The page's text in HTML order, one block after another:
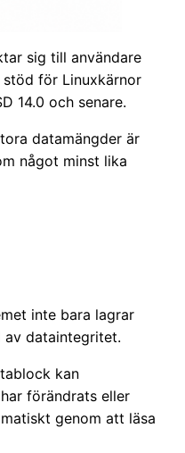
sig till användare
stöd för Linuxkärnor
14.0 och senare.
datamängder är
något minst lika
inte bara lagrar
av dataintegritet.
kan
förändrats eller
genom att läsa